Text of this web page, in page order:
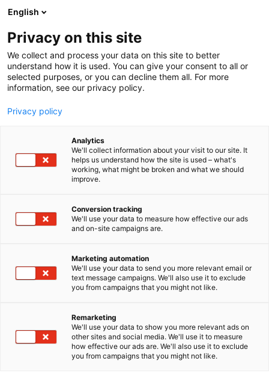
Siirry
sisältöön
ProAgria Itä-Suomi ry
A160
Olemme koko Suomen maatila- ja
maaseutuyrittäjiä palveleva
asiantuntijaorganisaatio ja lisäarvoa luova
tavoitteenamme tarjota sinulle paras
asiakaskokemus liiketoimintasi kehittämiseen.
Laadukkaat palvelut tuotantoon, talouteen ja
moniosaajatiimiemme kautta, jotka tuntevat
omakohtaisesti maaseudun ja sen
mahdollisuudet.Tervetuloa tapaamaan meitä
KoneAgrian osastolle A160! Sparraamme sinua
English
Privacy on this site
We collect and process your data on this site to better
understand how it is used. You can give your consent to all or
selected purposes, or you can decline them all. For more
information, see our privacy policy.
Privacy policy
Analytics
We'll collect information about your visit to our site. It
helps us understand how the site is used – what's
working, what might be broken and what we should
improve.
Conversion tracking
We'll use your data to measure how effective our ads
and on-site campaigns are.
Marketing automation
We'll use your data to send you more relevant email or
text message campaigns. We'll also use it to exclude
you from campaigns that you might not like.
Remarketing
We'll use your data to show you more relevant ads on
other sites and social media. We'll use it to measure
how effective our ads are. We'll also use it to exclude
you from campaigns that you might not like.